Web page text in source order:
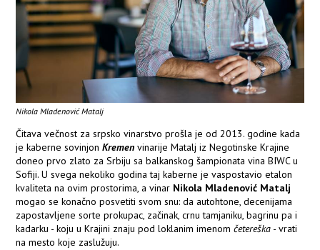
Nikola Mladenović Matalj
Čitava večnost za srpsko vinarstvo prošla je od 2013. godine kada
je kaberne sovinjonKremen vinarije Matalj iz Negotinske Krajine
doneo prvo zlato za Srbiju sa balkanskog šampionata vina BIWC u
Sofiji. U svega nekoliko godina taj kaberne je vaspostavio etalon
kvaliteta na ovim prostorima, a vinar Nikola Mladenović Matalj
mogao se konačno posvetiti svom snu: da autohtone, decenijama
zapostavljene sorte prokupac, začinak, crnu tamjaniku, bagrinu pa i
kadarku - koju u Krajini znaju pod loklanim imenomčetereška - vrati
na mesto koje zaslužuju.